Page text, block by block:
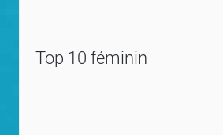
Top 10 féminin